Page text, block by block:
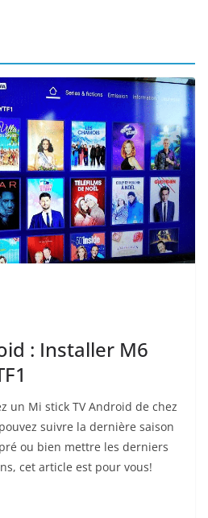
: Installer M6
un Mi stick TV Android de chez
suivre la dernière saison
ou bien mettre les derniers
cet article est pour vous!